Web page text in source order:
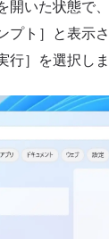
開いた状態で
プト］と表示
行］を選択しま